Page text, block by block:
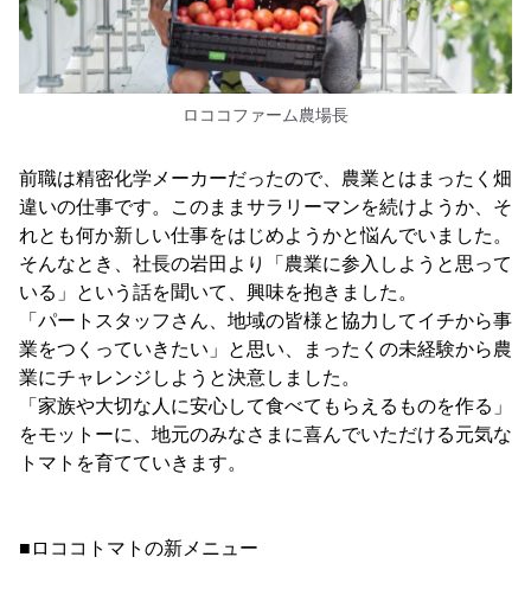
ロココファーム農場長
前職は精密化学メーカーだったので、農業とはまったく畑
違いの仕事です。このままサラリーマンを続けようか、そ
れとも何か新しい仕事をはじめようかと悩んでいました。
そんなとき、社長の岩田より「農業に参入しようと思って
いる」という話を聞いて、興味を抱きました。
「パートスタッフさん、地域の皆様と協力してイチから事
業をつくっていきたい」と思い、まったくの未経験から農
業にチャレンジしようと決意しました。
「家族や大切な人に安心して食べてもらえるものを作る」
をモットーに、地元のみなさまに喜んでいただける元気な
トマトを育てていきます。
■ロココトマトの新メニュー